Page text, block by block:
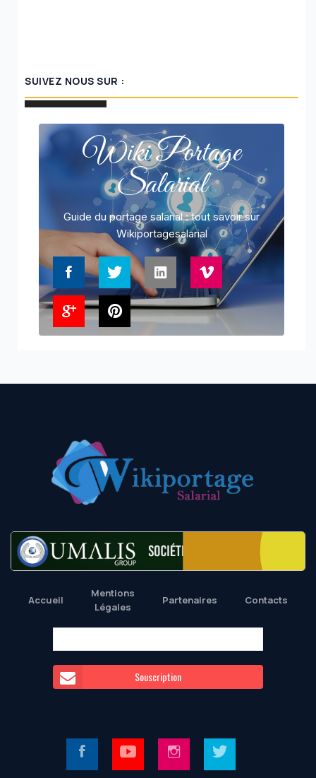
SUIVEZ NOUS SUR :
Wiki Portage
Salarial
Guide du portage salarial : tout savoir sur
Wikiportagesalarial
Accueil
Mentions
Légales
Partenaires Contacts
Souscription